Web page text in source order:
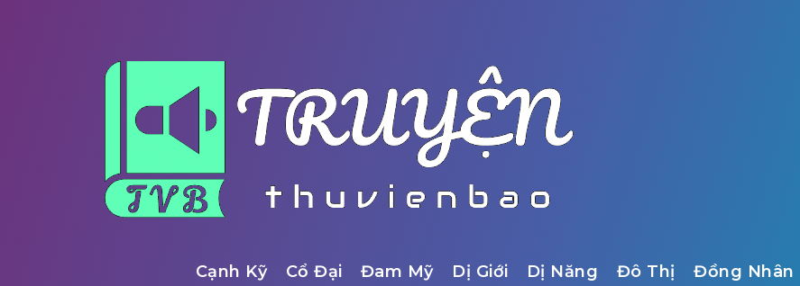
Cạnh Kỹ Cổ Đại Đam Mỹ Dị Giới Dị Năng Đô Thị Đồng Nhân